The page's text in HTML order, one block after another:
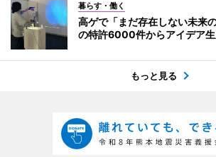
暮らす・働く
高ゲで「まだ存在しない未来
の特許6000件からアイデア
もっと見る